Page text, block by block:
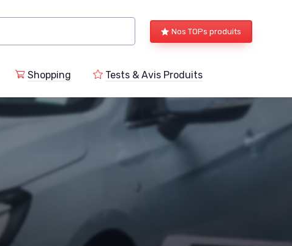
Nos TOPs produits
Shopping Tests & Avis Produits